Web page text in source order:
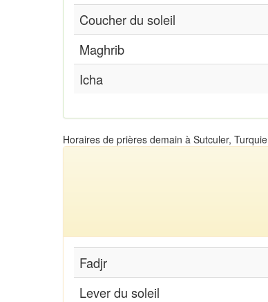
Coucher du soleil
Maghrib
Icha
Horaires de prières demain à Sutculer, Turquie
Fadjr
Lever du soleil